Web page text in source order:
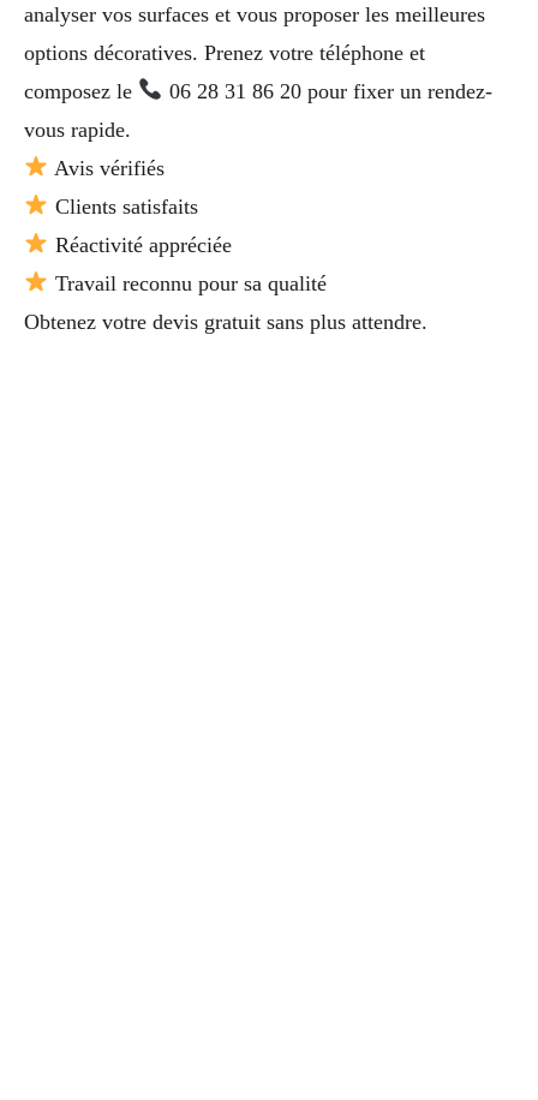
analyser vos surfaces et vous proposer les meilleures
options décoratives. Prenez votre téléphone et
composez le
06 28 31 86 20 pour fixer un rendez-
vous rapide.
Avis vérifiés
Clients satisfaits
Réactivité appréciée
Travail reconnu pour sa qualité
Obtenez votre devis gratuit sans plus attendre.